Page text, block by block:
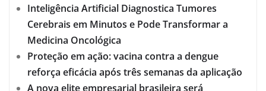
Inteligência Artificial Diagnostica Tumores
Cerebrais em Minutos e Pode Transformar a
Medicina Oncológica
Proteção em ação: vacina contra a dengue
reforça eficácia após três semanas da aplicação
A nova elite empresarial brasileira será